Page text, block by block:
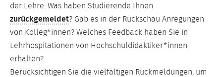
der Lehre: Was haben Studierende Ihnen
zurückgemeldet? Gab es in der Rückschau Anregungen
von Kolleg*innen? Welches Feedback haben Sie in
Lehrhospitationen von Hochschuldidaktiker*innen
erhalten?
Berücksichtigen Sie die vielfältigen Rückmeldungen, um